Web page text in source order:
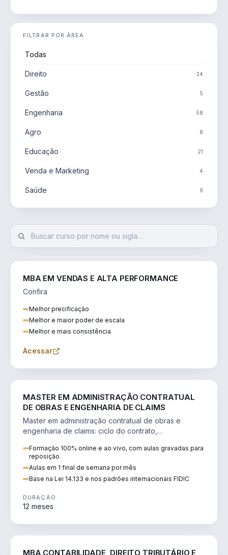
FILTRAR POR ÁREA
Todas
Direito 24
Gestão 5
Engenharia 58
Agro 8
Educação 21
Venda e Marketing 4
Saúde 9
MBA EM VENDAS E ALTA PERFORMANCE
Confira
Melhor precificação
Melhor e maior poder de escala
Melhor e mais consistência
Acessar
MASTER EM ADMINISTRAÇÃO CONTRATUAL
DE OBRAS E ENGENHARIA DE CLAIMS
Master em administração contratual de obras e
engenharia de claims: ciclo do contrato,
Formação 100% online e ao vivo, com aulas gravadas para
reposição
Aulas em 1 final de semana por mês
Base na Lei 14.133 e nos padrões internacionais FIDIC
DURAÇÃO
12 meses
MBA CONTABILIDADE, DIREITO TRIBUTÁRIO E